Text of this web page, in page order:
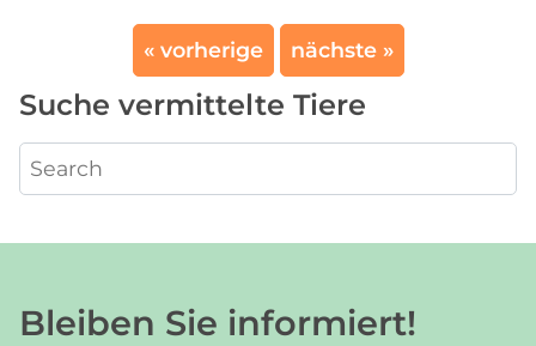
« vorherige nächste »
Suche vermittelte Tiere
Bleiben Sie informiert!